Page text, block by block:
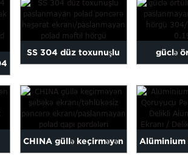
Paslanmayan ...
SS 304 düz toxunuşlu
pəncərə həşərat...
güclə
polad
CHINA güllə keçirməyən Alüminium